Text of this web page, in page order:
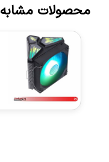
محصولات مشابه